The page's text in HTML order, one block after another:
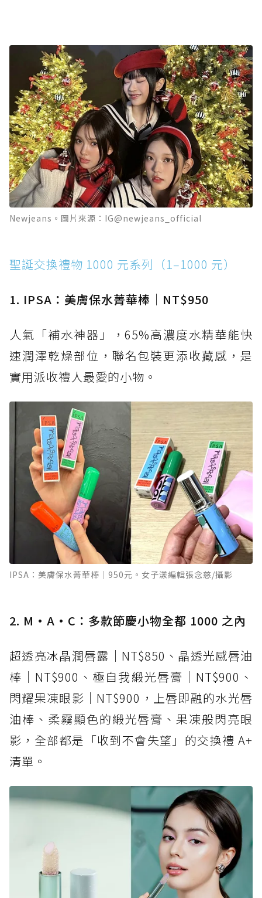
Newjeans。圖片來源：IG@newjeans_official
聖誕交換禮物 1000 元系列（1–1000 元）
1. IPSA：美膚保水菁華棒｜NT$950
人氣「補水神器」，65%高濃度水精華能快
速潤澤乾燥部位，聯名包裝更添收藏感，是
實用派收禮人最愛的小物。
IPSA：美膚保水菁華棒｜950元。女子漾編輯張念慈/攝影
2. M·A·C：多款節慶小物全都 1000 之內
超透亮冰晶潤唇露｜NT$850、晶透光感唇油
棒｜NT$900、極自我緞光唇膏｜NT$900、
閃耀果凍眼影｜NT$900，上唇即融的水光唇
油棒、柔霧顯色的緞光唇膏、果凍般閃亮眼
影，全部都是「收到不會失望」的交換禮 A+
清單。